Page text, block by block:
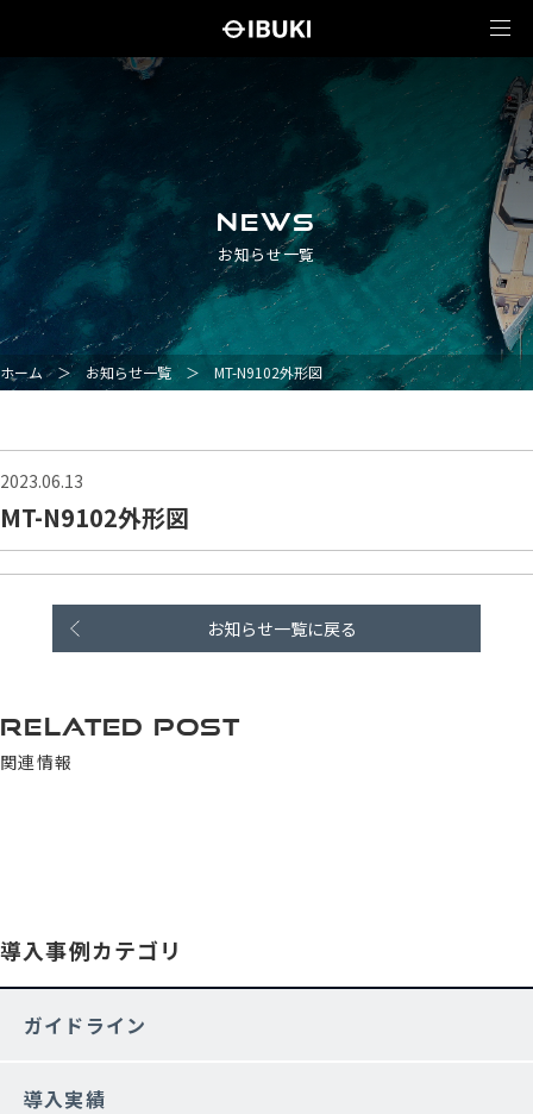
NEWS
お知らせ一覧
ホーム ＞ お知らせ一覧 ＞ MT-N9102外形図
導入事例カテゴリ
ガイドライン
導入実績
2023.06.13
MT-N9102外形図
お知らせ一覧に戻る
RELATED POST
関連情報